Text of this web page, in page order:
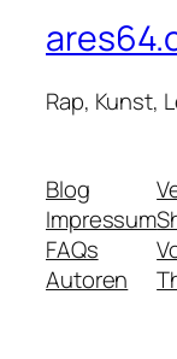
Rap, Kunst,
Blog
Impressum
FAQs
Autoren